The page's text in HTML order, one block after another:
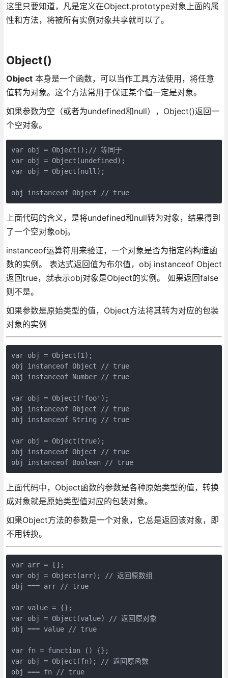
这里只要知道，凡是定义在Object.prototype对象上面的属
性和方法，将被所有实例对象共享就可以了。
Object()
Object本身是一个函数，可以当作工具方法使用，将任意
值转为对象。这个方法常用于保证某个值一定是对象。
如果参数为空（或者为undefined和null），Object()返回一
个空对象。
var obj = Object();// 等同于
var obj = Object(undefined);
var obj = Object(null);
obj instanceof Object // true
上面代码的含义，是将undefined和null转为对象，结果得到
了一个空对象obj。
instanceof运算符用来验证，一个对象是否为指定的构造函
数的实例。 表达式返回值为布尔值，obj instanceof Object
返回true，就表示obj对象是Object的实例。 如果返回false
则不是。
如果参数是原始类型的值，Object方法将其转为对应的包装
对象的实例
var obj = Object(1);
obj instanceof Object // true
obj instanceof Number // true
var obj = Object('foo');
obj instanceof Object // true
obj instanceof String // true
var obj = Object(true);
obj instanceof Object // true
obj instanceof Boolean // true
上面代码中，Object函数的参数是各种原始类型的值，转换
成对象就是原始类型值对应的包装对象。
如果Object方法的参数是一个对象，它总是返回该对象，即
不用转换。
var arr = [];
var obj = Object(arr); // 返回原数组
obj === arr // true
var value = {};
var obj = Object(value) // 返回原对象
obj === value // true
var fn = function () {};
var obj = Object(fn); // 返回原函数
obj === fn // true